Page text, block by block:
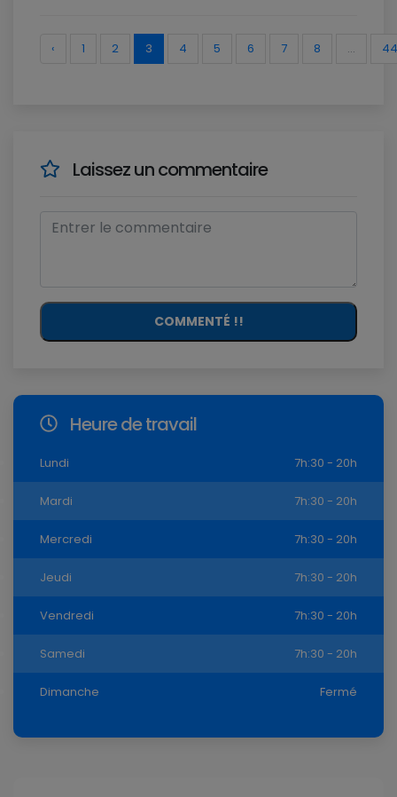
‹ 1 2 3 4 5 6 7 8 ... 44
Laissez un commentaire
COMMENTÉ !!
Heure de travail
Lundi 7h:30 - 20h
Mardi 7h:30 - 20h
Mercredi 7h:30 - 20h
Jeudi 7h:30 - 20h
Vendredi 7h:30 - 20h
Samedi 7h:30 - 20h
Dimanche Fermé